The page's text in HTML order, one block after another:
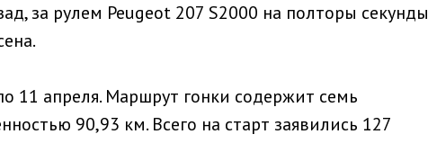
за рулем Peugeot 207 S2000 на полторы секунды
11 апреля. Маршрут гонки содержит семь
90,93 км. Всего на старт заявились 127